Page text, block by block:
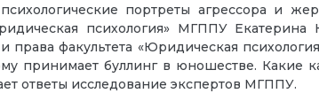
портреты агрессора и
психология» МГППУ
факультета «Юридическая
принимает буллинг в юношестве. Какие
ответы исследование экспертов МГППУ.